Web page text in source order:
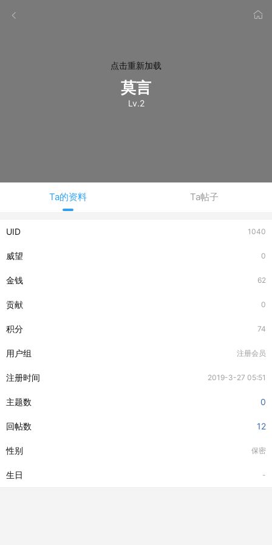
点击重新加载
莫言
Lv.2
Ta的资料 Ta帖子
UID 1040
威望 0
金钱 62
贡献 0
积分 74
用户组 注册会员
注册时间 2019-3-27 05:51
主题数 0
回帖数 12
性别 保密
生日 -